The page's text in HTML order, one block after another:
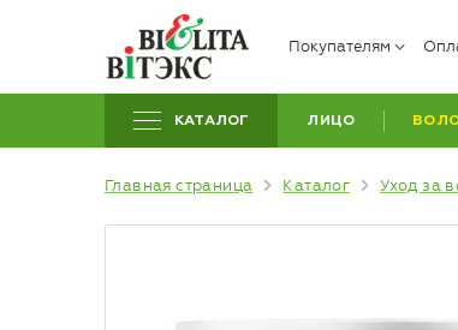
Покупателям
КАТАЛОГ ЛИЦО
Главная страница Каталог Уход за